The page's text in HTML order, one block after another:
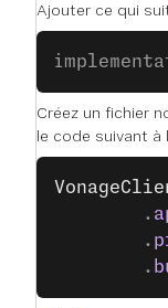
Ajouter ce qui
Créez un fichier
le code suivant à
		.
		.
		.